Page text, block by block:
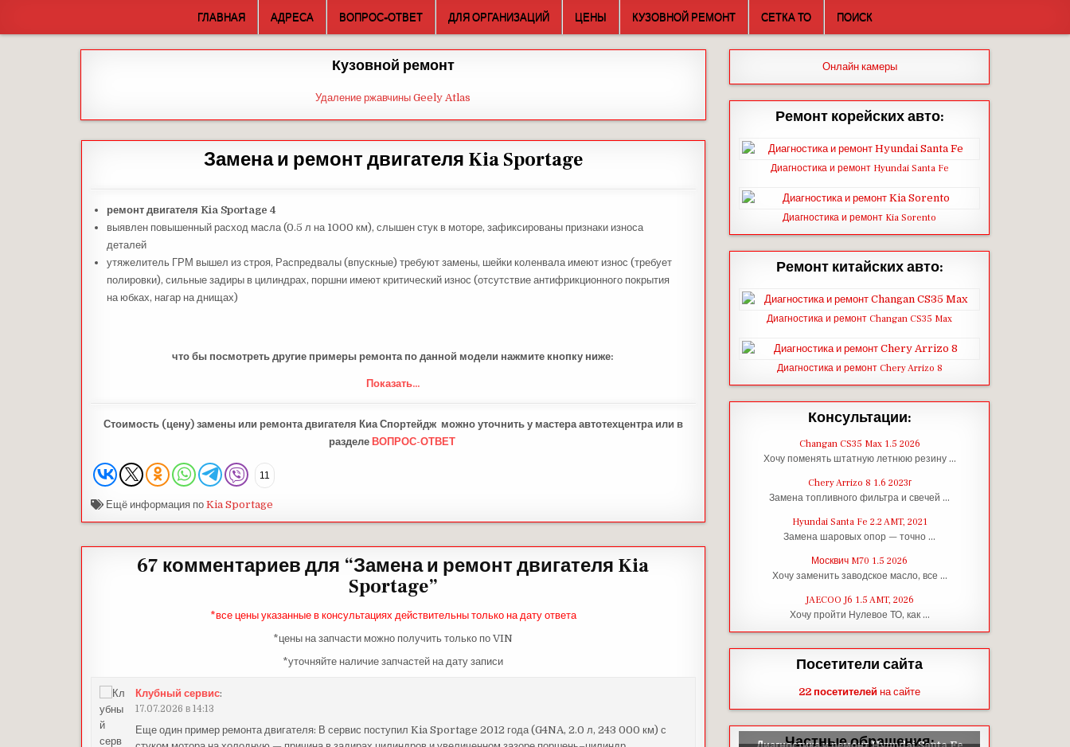
content
ГЛАВНАЯ АДРЕСА ВОПРОС-ОТВЕТ ДЛЯ ОРГАНИЗАЦИЙ ЦЕНЫ КУЗОВНОЙ РЕМОНТ СЕТКА ТО ПОИСК
Кузовной ремонт
Удаление ржавчины Geely Atlas
Замена и ремонт двигателя Kia Sportage
ремонт двигателя Kia Sportage 4
выявлен повышенный расход масла (0.5 л на 1000 км), слышен стук в моторе, зафиксированы признаки износа
деталей
утяжелитель ГРМ вышел из строя, Распредвалы (впускные) требуют замены, шейки коленвала имеют износ (требует
полировки), сильные задиры в цилиндрах, поршни имеют критический износ (отсутствие антифрикционного покрытия
на юбках, нагар на днищах)
что бы посмотреть другие примеры ремонта по данной модели нажмите кнопку ниже:
Показать...
Стоимость (цену) замены или ремонта двигателя Киа Спортейдж можно уточнить у мастера автотехцентра или в
разделе ВОПРОС-ОТВЕТ
11
Ещё информация по Kia Sportage
67 комментариев для “Замена и ремонт двигателя Kia
Sportage”
*все цены указанные в консультациях действительны только на дату ответа
*цены на запчасти можно получить только по VIN
*уточняйте наличие запчастей на дату записи
Клубный сервис:
17.07.2026 в 14:13
Еще один пример ремонта двигателя: В сервис поступил Kia Sportage 2012 года (G4NA, 2.0 л, 243 000 км) с
Онлайн камеры
Ремонт корейских авто:
Диагностика и ремонт Hyundai Santa Fe
Диагностика и ремонт Kia Sorento
Ремонт китайских авто:
Диагностика и ремонт Changan CS35 Max
Диагностика и ремонт Chery Arrizo 8
Консультации:
Changan CS35 Max 1.5 2026
Хочу поменять штатную летнюю резину …
Chery Arrizo 8 1.6 2023г
Замена топливного фильтра и свечей …
Hyundai Santa Fe 2.2 AMT, 2021
Замена шаровых опор — точно …
Москвич M70 1.5 2026
Хочу заменить заводское масло, все …
JAECOO J6 1.5 AMT, 2026
Хочу пройти Нулевое ТО, как …
Посетители сайта
22 посетителей на сайте
Частные обращения: